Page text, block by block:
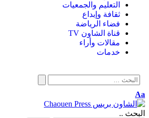
التعليم والجمعيات
ثقافة وإبداع
فضاء الرياضة
قناة الشاون TV
مقالات وأراء
خدمات
Aa
البحث ..